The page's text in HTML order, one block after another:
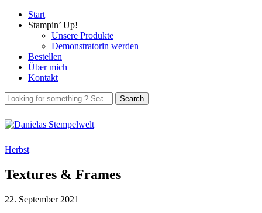
Start
Stampin’ Up!
Unsere Produkte
Demonstratorin werden
Bestellen
Über mich
Kontakt
Herbst
Textures & Frames
22. September 2021